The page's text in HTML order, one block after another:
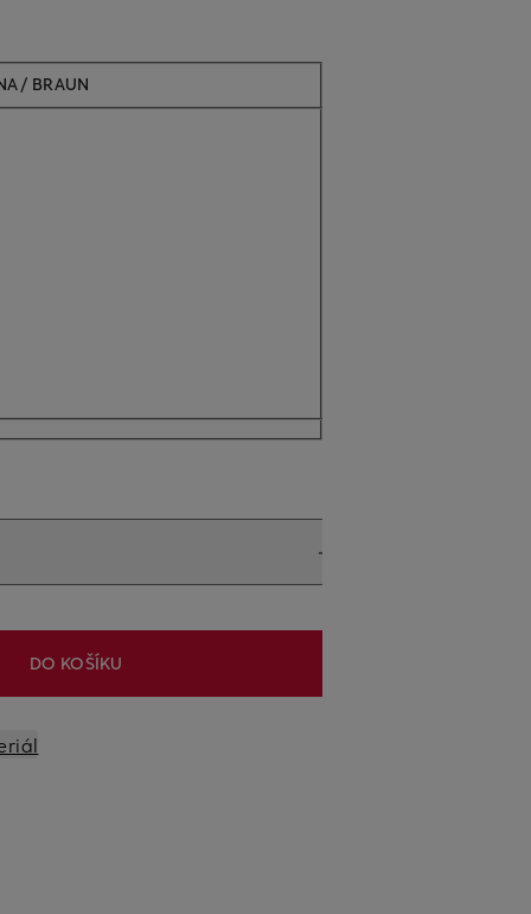
BRAUN
DO KOŠÍKU